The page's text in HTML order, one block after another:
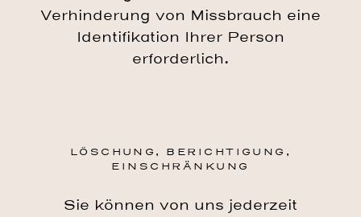
Verhinderung von Missbrauch eine
Identifikation Ihrer Person
erforderlich.
LÖSCHUNG, BERICHTIGUNG,
EINSCHRÄNKUNG
Sie können von uns jederzeit